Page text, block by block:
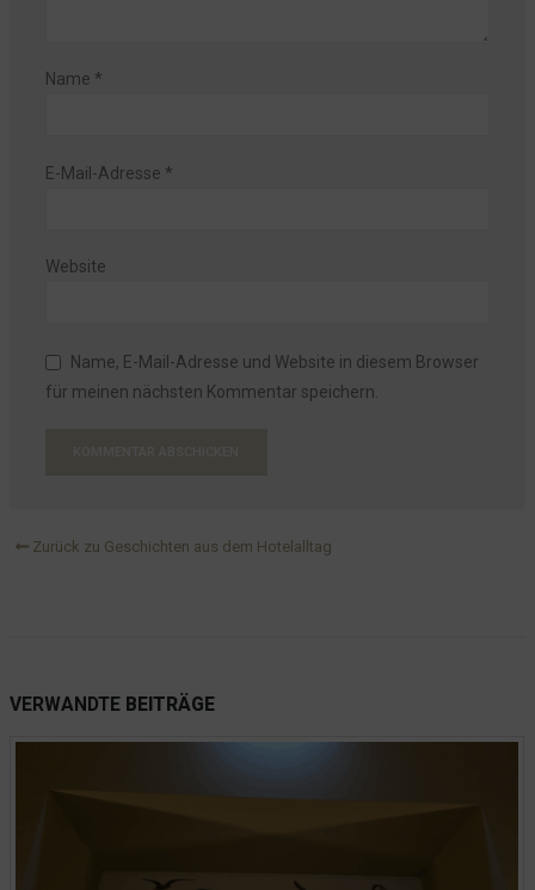
Name *
E-Mail-Adresse *
Website
Name, E-Mail-Adresse und Website in diesem Browser
für meinen nächsten Kommentar speichern.
Zurück zu Geschichten aus dem Hotelalltag
VERWANDTE BEITRÄGE